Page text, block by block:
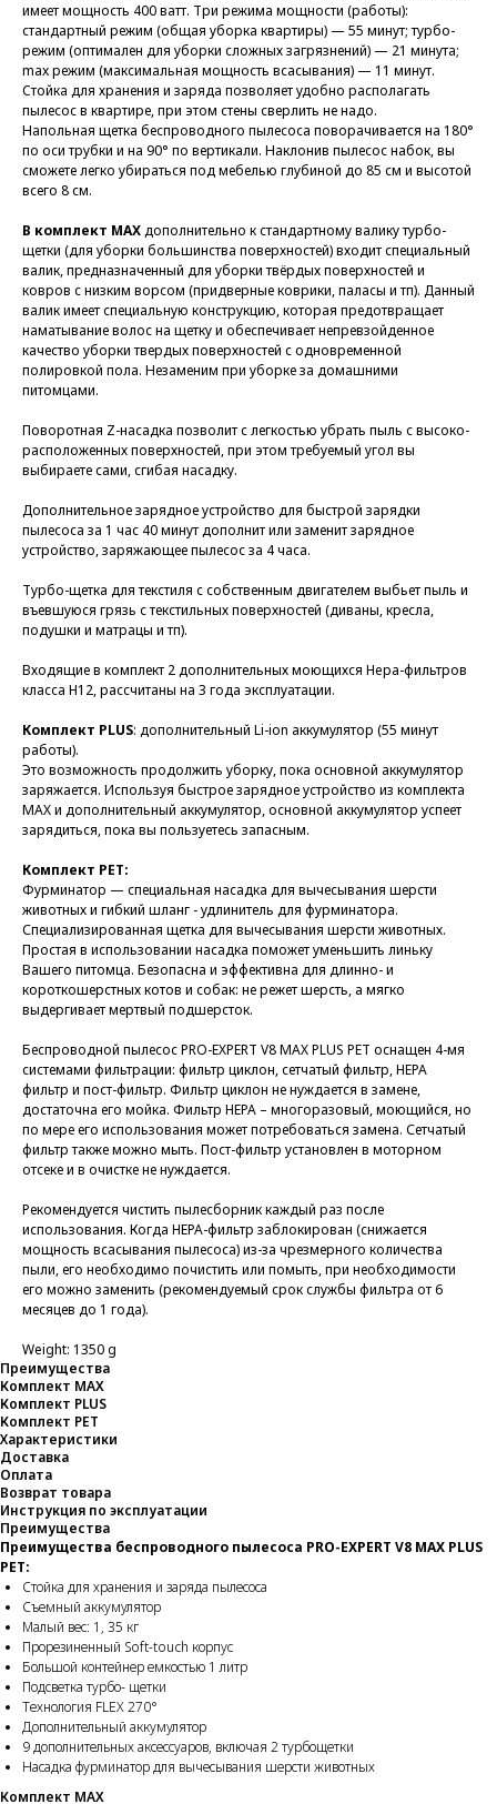
имеет мощность 400 ватт. Три режима мощности (работы):
стандартный режим (общая уборка квартиры) — 55 минут; турбо-
режим (оптимален для уборки сложных загрязнений) — 21 минута;
max режим (максимальная мощность всасывания) — 11 минут.
Cтойка для хранения и заряда позволяет удобно располагать
пылесос в квартире, при этом стены сверлить не надо.
Напольная щетка беспроводного пылесоса поворачивается на 180°
по оси трубки и на 90° по вертикали. Наклонив пылесос набок, вы
сможете легко убираться под мебелью глубиной до 85 см и высотой
всего 8 см.
В комплект MAXдополнительно к стандартному валику турбо-
щетки (для уборки большинства поверхностей) входит специальный
валик, предназначенный для уборки твёрдых поверхностей и
ковров с низким ворсом (придверные коврики, паласы и тп). Данный
валик имеет специальную конструкцию, которая предотвращает
наматывание волос на щетку и обеспечивает непревзойденное
качество уборки твердых поверхностей с одновременной
полировкой пола. Незаменим при уборке за домашними
питомцами.
Поворотная Z-насадка позволит с легкостью убрать пыль с высоко-
расположенных поверхностей, при этом требуемый угол вы
выбираете сами, сгибая насадку.
Дополнительное зарядное устройство для быстрой зарядки
пылесоса за 1 час 40 минут дополнит или заменит зарядное
устройство, заряжающее пылесос за 4 часа.
Турбо-щетка для текстиля с собственным двигателем выбьет пыль и
въевшуюся грязь с текстильных поверхностей (диваны, кресла,
подушки и матрацы и тп).
Входящие в комплект 2 дополнительных моющихся Hepa-фильтров
класса H12, расcчитаны на 3 года эксплуатации.
Комплект PLUS: дополнительный Li-ion аккумулятор (55 минут
работы).
Это возможность продолжить уборку, пока основной аккумулятор
заряжается. Используя быстрое зарядное устройство из комплекта
MAX и дополнительный аккумулятор, основной аккумулятор успеет
зарядиться, пока вы пользуетесь запасным.
Комплект PET:
Фурминатор — специальная насадка для вычесывания шерсти
животных и гибкий шланг - удлинитель для фурминатора.
Специализированная щетка для вычесывания шерсти животных.
Простая в использовании насадка поможет уменьшить линьку
Вашего питомца. Безопасна и эффективна для длинно- и
короткошерстных котов и собак: не режет шерсть, а мягко
выдергивает мертвый подшерсток.
Беспроводной пылесос PRO-EXPERT V8 MAX PLUS PET оснащен 4-мя
системами фильтрации: фильтр циклон, сетчатый фильтр, HEPA
фильтр и пост-фильтр. Фильтр циклон не нуждается в замене,
достаточна его мойка. Фильтр HEPA – многоразовый, моющийся, но
по мере его использования может потребоваться замена. Сетчатый
фильтр также можно мыть. Пост-фильтр установлен в моторном
отсеке и в очистке не нуждается.
Рекомендуется чистить пылесборник каждый раз после
использования. Когда HEPA-фильтр заблокирован (снижается
мощность всасывания пылесоса) из-за чрезмерного количества
пыли, его необходимо почистить или помыть, при необходимости
его можно заменить (рекомендуемый срок службы фильтра от 6
месяцев до 1 года).
Weight: 1350 g
Преимущества
Комплект MAX
Комплект PLUS
Комплект PET
Характеристики
Доставка
Оплата
Возврат товара
Инструкция по эксплуатации
Преимущества
Преимущества беспроводного пылесоса PRO-EXPERT V8 MAX PLUS
PET:
Стойка для хранения и заряда пылесоса
Съемный аккумулятор
Малый вес: 1, 35 кг
Прорезиненный Soft-touch корпус
Большой контейнер емкостью 1 литр
Подсветка турбо- щетки
Технология FLEX 270°
Дополнительный аккумулятор
9 дополнительных аксессуаров, включая 2 турбощетки
Насадка фурминатор для вычесывания шерсти животных
Комплект MAX